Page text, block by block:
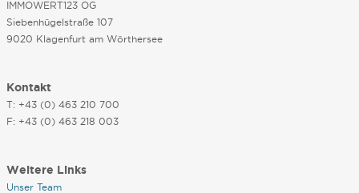
IMMOWERT123 OG
Siebenhügelstraße 107
9020 Klagenfurt am Wörthersee
Kontakt
T: +43 (0) 463 210 700
F: +43 (0) 463 218 003
Weitere Links
Unser Team